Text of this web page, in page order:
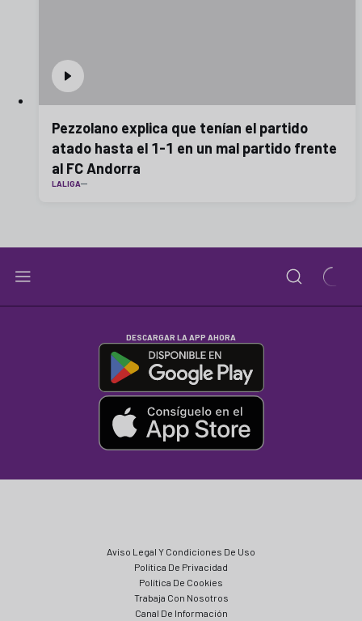
Pezzolano explica que tenían el partido
atado hasta el 1-1 en un mal partido frente
al FC Andorra
LALIGA
DESCARGAR LA APP AHORA
Aviso Legal Y Condiciones De Uso
Política De Privacidad
Política De Cookies
Trabaja Con Nosotros
Canal De Información